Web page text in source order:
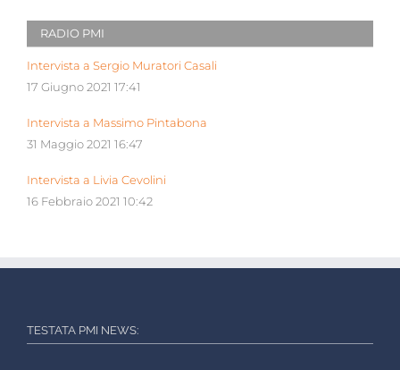
RADIO PMI
Intervista a Sergio Muratori Casali
17 Giugno 2021 17:41
Intervista a Massimo Pintabona
31 Maggio 2021 16:47
Intervista a Livia Cevolini
16 Febbraio 2021 10:42
TESTATA PMI NEWS: